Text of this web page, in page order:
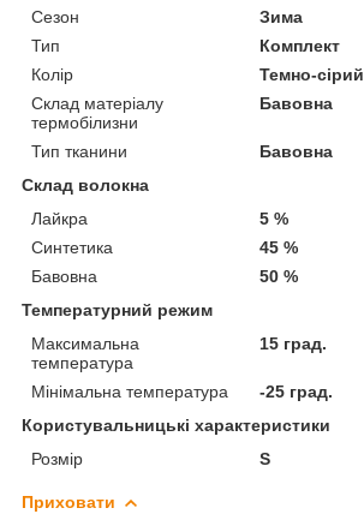
Сезон
Зима
Тип
Комплект
Колір
Темно-сірий
Склад матеріалу
термобілизни
Бавовна
Тип тканини
Бавовна
Склад волокна
Лайкра
5 %
Синтетика
45 %
Бавовна
50 %
Температурний режим
Максимальна
температура
15 град.
Мінімальна температура
-25 град.
Користувальницькі характеристики
Розмір
S
Приховати